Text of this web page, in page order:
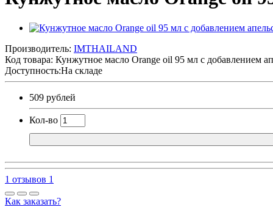
Производитель: IMTHAILAND
Код товара: Кунжутное масло Orange oil 95 мл с добавлением
Доступность:На складе
509 рублей
Кол-во
1 отзывов 1
Как заказать?